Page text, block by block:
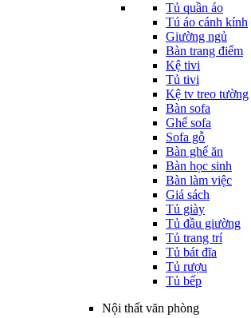
Tủ quần áo
Tú áo cánh kính
Giường ngủ
Bàn trang điểm
Kệ tivi
Tủ tivi
Kệ tv treo tường
Bàn sofa
Ghế sofa
Sofa gỗ
Bàn ghế ăn
Bàn học sinh
Bàn làm việc
Giá sách
Tủ giày
Tủ đầu giường
Tủ trang trí
Tủ bát đĩa
Tủ rượu
Tủ bếp
Nội thất văn phòng